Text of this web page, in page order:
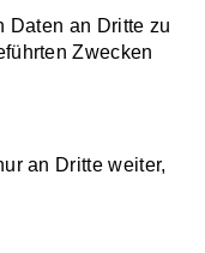
Daten an Dritte zu
Zwecken
an Dritte weiter,